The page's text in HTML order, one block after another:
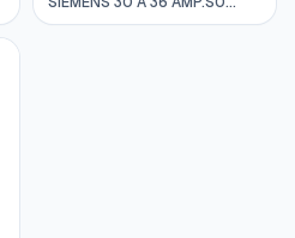
3RU2126-4PB0